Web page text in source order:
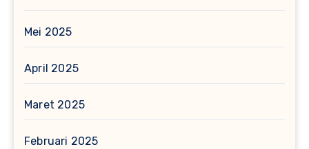
Mei 2025
April 2025
Maret 2025
Februari 2025